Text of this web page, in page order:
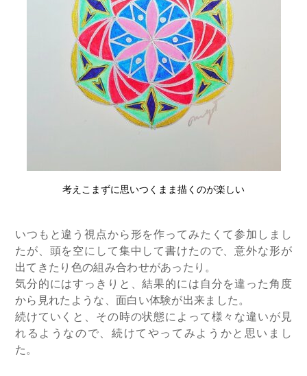
考えこまずに思いつくまま描くのが楽しい
いつもと違う視点から形を作ってみたくて参加しまし
たが、頭を空にして集中して書けたので、意外な形が
出てきたり色の組み合わせがあったり。
気分的にはすっきりと、結果的には自分を違った角度
から見れたような、面白い体験が出来ました。
続けていくと、その時の状態によって様々な違いが見
れるようなので、続けてやってみようかと思いまし
た。